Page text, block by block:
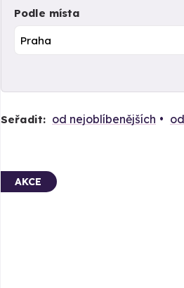
Podle místa
Seřadit: od nejoblíbenějších
AKCE